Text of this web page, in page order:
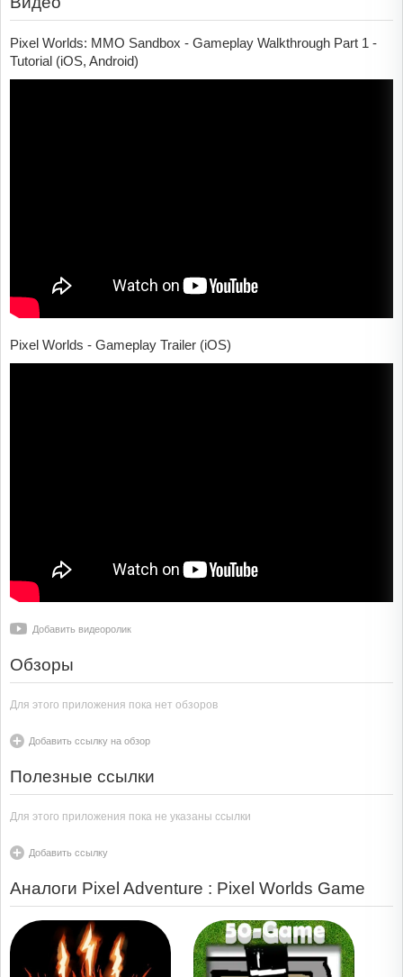
Pixel Worlds: MMO Sandbox - Gameplay Walkthrough Part 1 -
Tutorial (iOS, Android)
Pixel Worlds - Gameplay Trailer (iOS)
Добавить видеоролик
Обзоры
Для этого приложения пока нет обзоров
Добавить ссылку на обзор
Полезные ссылки
Для этого приложения пока не указаны ссылки
Добавить ссылку
Аналоги Pixel Adventure : Pixel Worlds Game